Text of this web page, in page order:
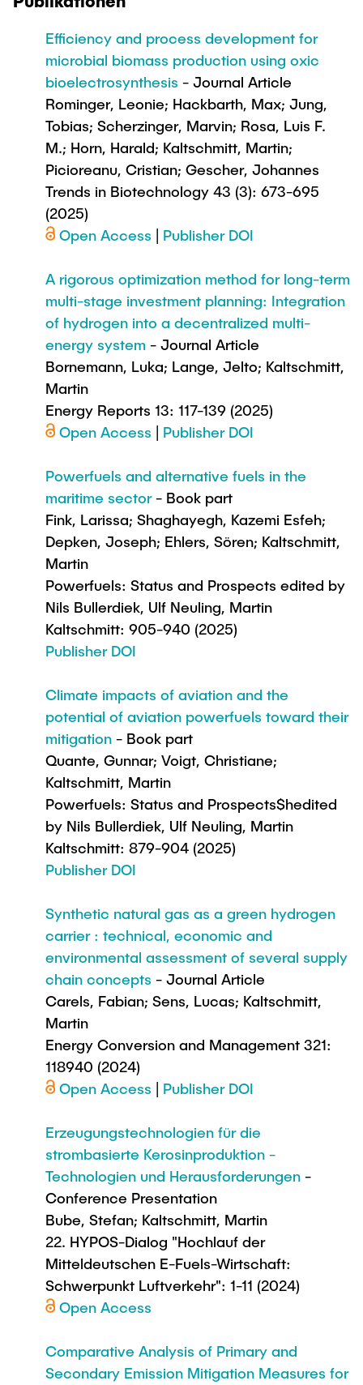
Newsroom
Pressemitteilungen
Flyer und Broschüren
Magazin spektrum
Veranstaltungen
Merchandise-Shop
Arbeiten an der TU Hamburg
Stellenausschreibungen
Berufungen
Neue Mitarbeitende
Intern
Neu an der TUHH
Rund ums Studium
Studienorganisation
AI in Education
Für Absolventinnen und Absolventen
Alumni
Berufseinstieg - Career Center
Graduiertenakademie
Promotion und Habilitation
Wissenschaftliche Weiterbildung
Lehre und Lernen
Best Practices Lehre
Hochschuldidaktik - ZLL
Lehre im europäischen Verbund (ECIU)
WorkINGLab / Makerspace
Change"
Forschungsförderung
Early Career Researchers
Gute Wissenschaftliche Praxis
Future Lectures
Neues aus der Forschung &
Transfer
Interdisziplinärer Workshop des FSP
„Biobasierte Prozesse und
Reaktortechnologien“
Forschung und Institute
Technologie und Innovation in der Bildung
Studiengänge
Forschung und Institute
Management-Wissenschaften und Technologie
Forschung und Institute
Maschinenbau
Studiengänge
Forschung und Institute
Studienbereich FIT
Institute im Überblick
Intercultural Hub
(Gast)Wissenschaftler*innen
Partnerships and Strategy
Partnerhochschulen Studierendenaustausch
Eine Partnerschaft vereinbaren
Strategie
ECIU University
Contacts & International Team
Efficiency and process development for
microbial biomass production using oxic
bioelectrosynthesis - Journal Article
Rominger, Leonie; Hackbarth, Max; Jung,
Tobias; Scherzinger, Marvin; Rosa, Luis F.
M.; Horn, Harald; Kaltschmitt, Martin;
Picioreanu, Cristian; Gescher, Johannes
Trends in Biotechnology 43 (3): 673-695
(2025)
Open Access
Publisher DOI
A rigorous optimization method for long-term
multi-stage investment planning: Integration
of hydrogen into a decentralized multi-
energy system - Journal Article
Bornemann, Luka; Lange, Jelto; Kaltschmitt,
Martin
Energy Reports 13: 117-139 (2025)
Open Access
Publisher DOI
Powerfuels and alternative fuels in the
maritime sector- Book part
Fink, Larissa; Shaghayegh, Kazemi Esfeh;
Depken, Joseph; Ehlers, Sören; Kaltschmitt,
Martin
Powerfuels: Status and Prospects edited by
Nils Bullerdiek, Ulf Neuling, Martin
Kaltschmitt: 905-940 (2025)
Publisher DOI
Climate impacts of aviation and the
potential of aviation powerfuels toward their
mitigation - Book part
Quante, Gunnar; Voigt, Christiane;
Kaltschmitt, Martin
Powerfuels: Status and Prospects$hedited
by Nils Bullerdiek, Ulf Neuling, Martin
Kaltschmitt: 879-904 (2025)
Publisher DOI
Synthetic natural gas as a green hydrogen
carrier : technical, economic and
environmental assessment of several supply
chain concepts - Journal Article
Carels, Fabian; Sens, Lucas; Kaltschmitt,
Martin
Energy Conversion and Management 321:
118940 (2024)
Open Access
Publisher DOI
Erzeugungstechnologien für die
strombasierte Kerosinproduktion -
Technologien und Herausforderungen -
Conference Presentation
Bube, Stefan; Kaltschmitt, Martin
22. HYPOS-Dialog "Hochlauf der
Mitteldeutschen E-Fuels-Wirtschaft:
Schwerpunkt Luftverkehr": 1-11 (2024)
Open Access
Comparative Analysis of Primary and
Secondary Emission Mitigation Measures for